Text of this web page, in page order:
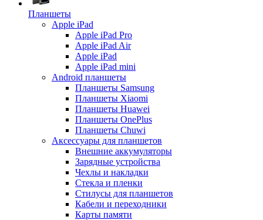
Планшеты
Apple iPad
Apple iPad Pro
Apple iPad Air
Apple iPad
Apple iPad mini
Android планшеты
Планшеты Samsung
Планшеты Xiaomi
Планшеты Huawei
Планшеты OnePlus
Планшеты Chuwi
Аксессуары для планшетов
Внешние аккумуляторы
Зарядные устройства
Чехлы и накладки
Стекла и пленки
Стилусы для планшетов
Кабели и переходники
Карты памяти